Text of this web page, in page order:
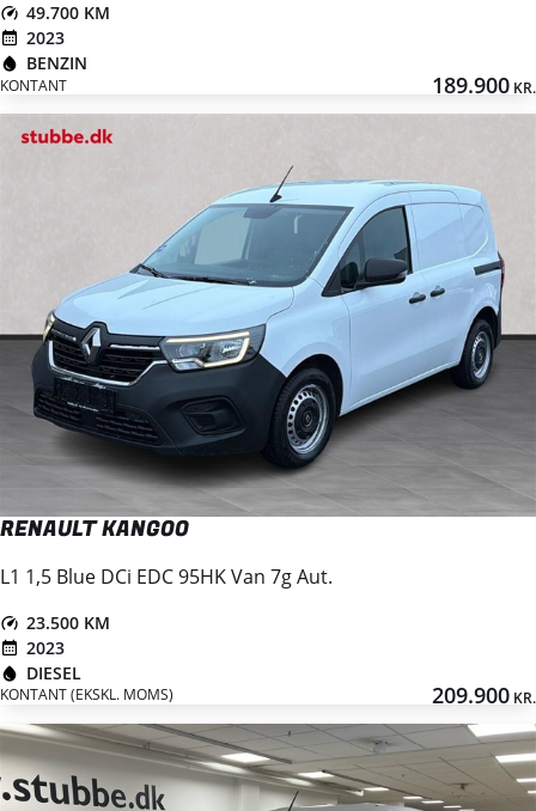
49.700 KM
2023
BENZIN
KONTANT 189.900 KR.
RENAULT KANGOO
L1 1,5 Blue DCi EDC 95HK Van 7g Aut.
23.500 KM
2023
DIESEL
KONTANT (EKSKL. MOMS) 209.900 KR.